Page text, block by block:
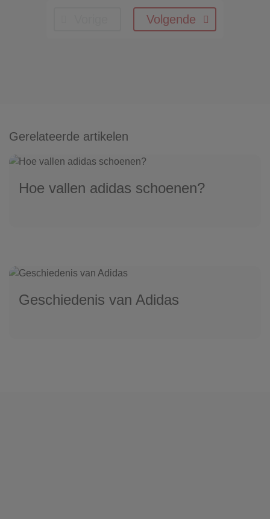
Volgende
Gerelateerde artikelen
Hoe vallen adidas schoenen?
Geschiedenis van Adidas